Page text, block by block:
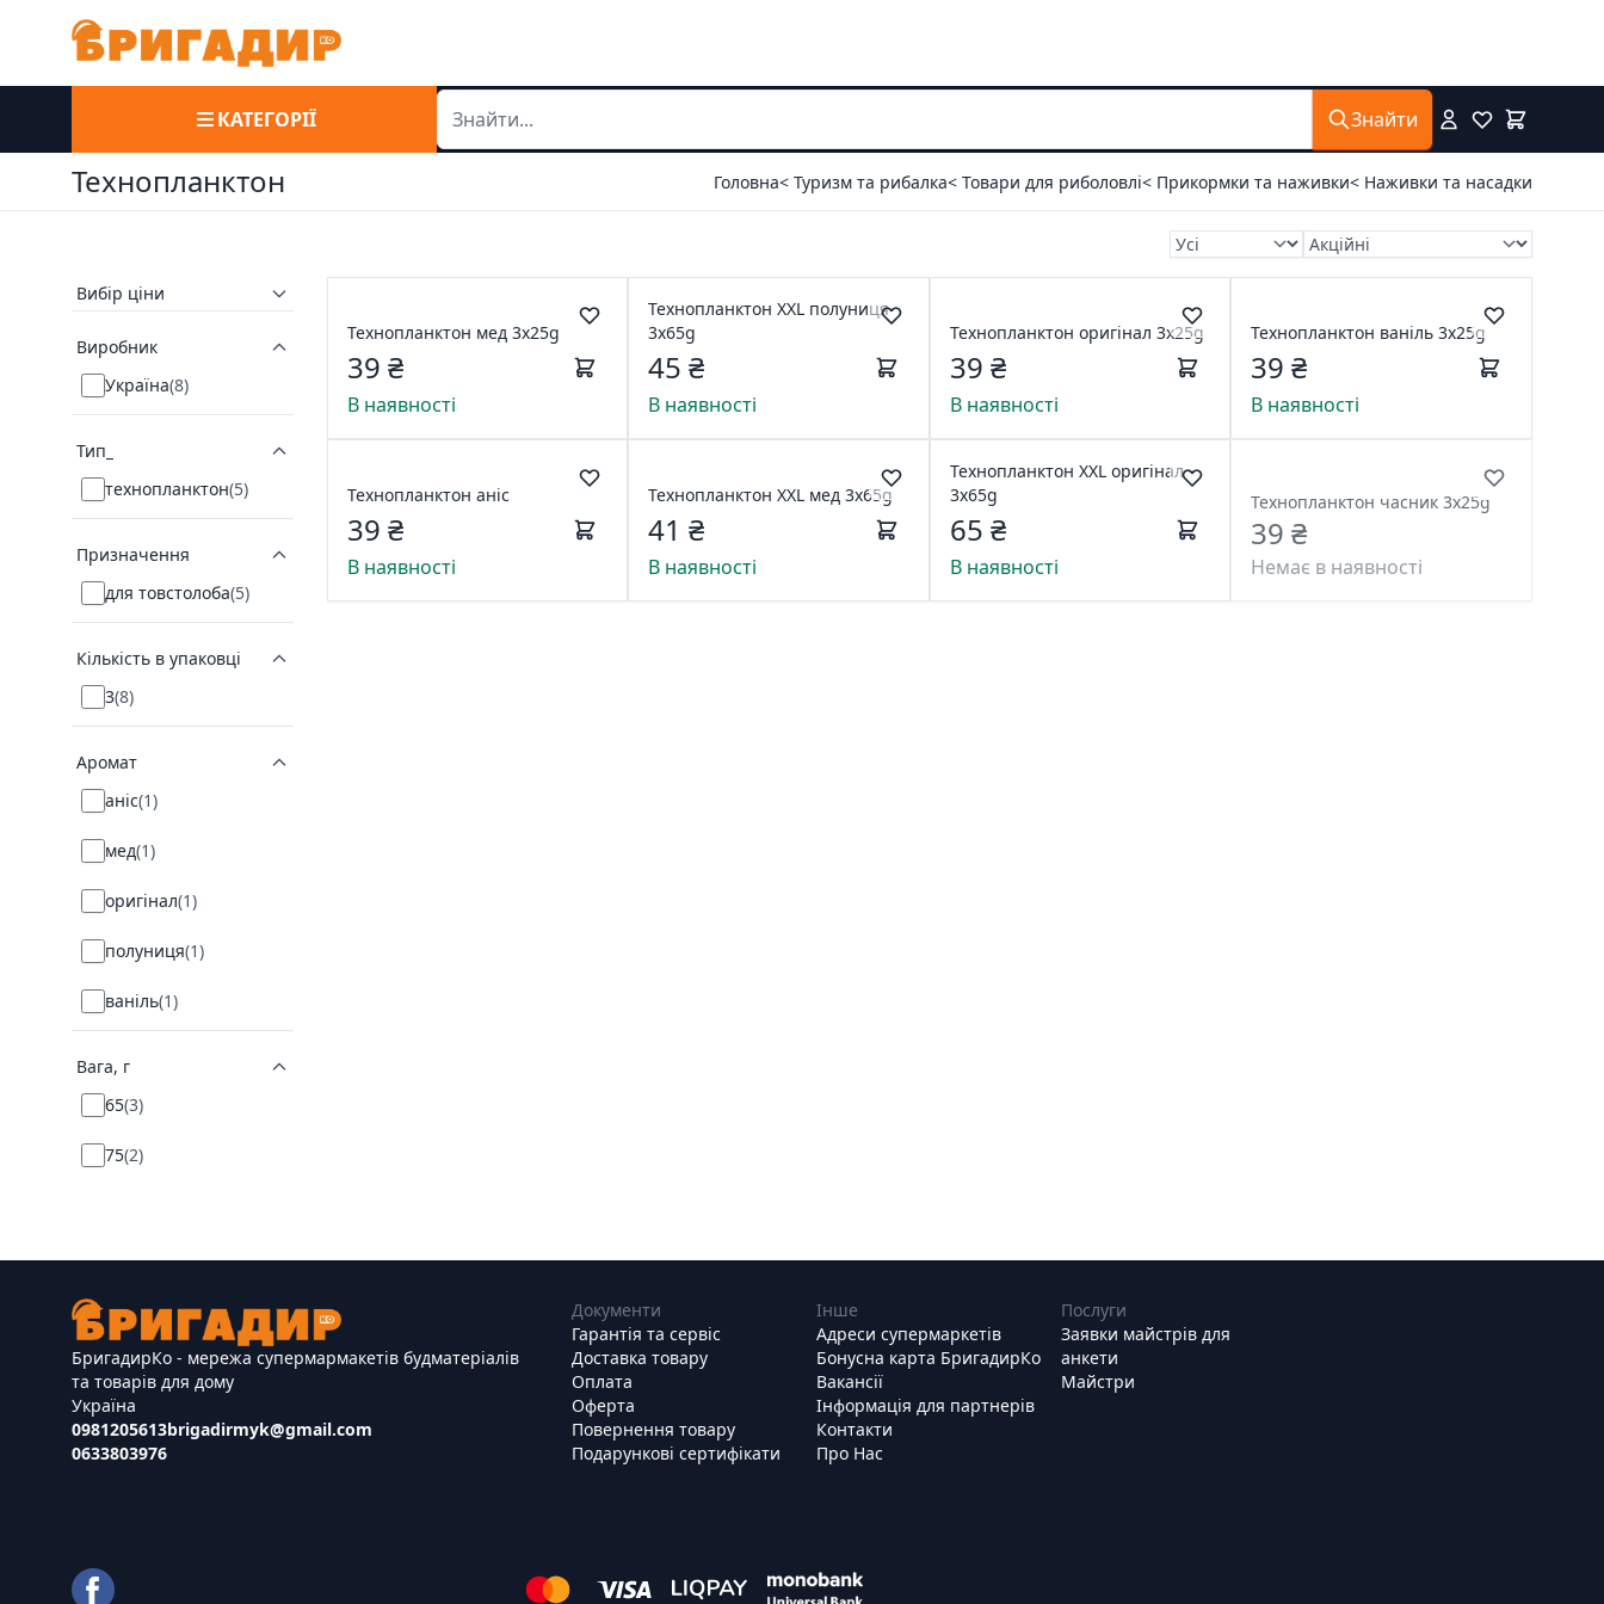
КАТЕГОРІЇ Знайти
Технопланктон Головна< Туризм та рибалка< Товари для риболовлі< Прикормки та наживки< Наживки та насадки
Вибір ціни
Виробник
Україна(8)
Тип_
технопланктон(5)
Призначення
для товстолоба(5)
Кількість в упаковці
3(8)
Аромат
аніс(1)
мед(1)
оригінал(1)
полуниця(1)
ваніль(1)
Вага, г
65(3)
75(2)
Технопланктон мед 3x25g
39 ₴
В наявності
Технопланктон XXL полуниця
3x65g
45 ₴
В наявності
Технопланктон оригінал 3x25g
39 ₴
В наявності
Технопланктон ваніль 3х25g
39 ₴
В наявності
Технопланктон аніс
39 ₴
В наявності
Технопланктон XXL мед 3x65g
41 ₴
В наявності
Технопланктон XXL оригінал
3x65g
65 ₴
В наявності
Технопланктон часник 3x25g
39 ₴
Немає в наявності
БригадирКо - мережа супермармакетів будматеріалів
та товарів для дому
Україна
0981205613
0633803976
brigadirmyk@gmail.com
Документи
Гарантія та сервіс
Доставка товару
Оплата
Оферта
Повернення товару
Подарункові сертифікати
Інше
Адреси супермаркетів
Бонусна карта БригадирКо
Вакансії
Інформація для партнерів
Контакти
Про Нас
Послуги
Заявки майстрів для
анкети
Майстри